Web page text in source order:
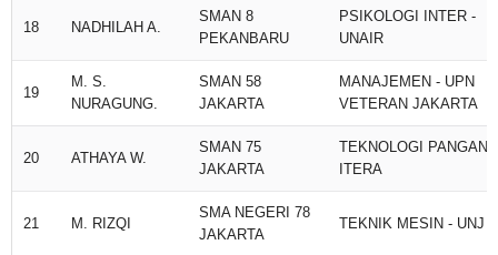
18 NADHILAH A.
SMAN 8
PEKANBARU
PSIKOLOGI INTER -
UNAIR
19
M. S.
NURAGUNG.
SMAN 58
JAKARTA
MANAJEMEN - UPN
VETERAN JAKARTA
20 ATHAYA W.
SMAN 75
JAKARTA
TEKNOLOGI PANGAN -
ITERA
21 M. RIZQI
SMA NEGERI 78
JAKARTA
TEKNIK MESIN - UNJ